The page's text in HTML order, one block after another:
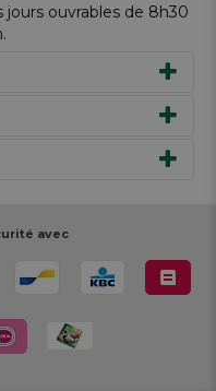
jours ouvrables de 8h30
avec